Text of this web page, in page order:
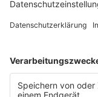
Song Contest
Mädelsabend
Ich hasse Sport
Sonntag Morgen
Strandbar